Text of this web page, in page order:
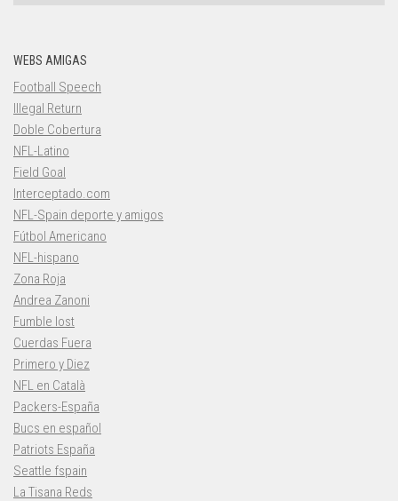
WEBS AMIGAS
Football Speech
Illegal Return
Doble Cobertura
NFL-Latino
Field Goal
Interceptado.com
NFL-Spain deporte y amigos
Fútbol Americano
NFL-hispano
Zona Roja
Andrea Zanoni
Fumble lost
Cuerdas Fuera
Primero y Diez
NFL en Català
Packers-España
Bucs en español
Patriots España
Seattle fspain
La Tisana Reds